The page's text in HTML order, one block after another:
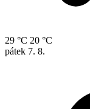
29 °C 20 °C
pátek 7. 8.